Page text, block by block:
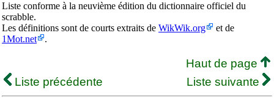
Liste conforme à la neuvième édition du dictionnaire officiel du
scrabble.
Les définitions sont de courts extraits de WikWik.org
et de
1Mot.net
.
Haut de page
Liste précédente
Liste suivante